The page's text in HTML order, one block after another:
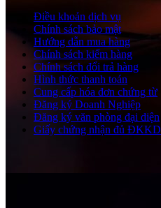
Điều khoản dịch vụ
Chính sách bảo mật
Hướng dẫn mua hàng
Chính sách kiểm hàng
Chính sách đổi trả hàng
Hình thức thanh toán
Cung cấp hóa đơn chứng từ
Đăng ký Doanh Nghiệp
Đăng ký văn phòng đại diện
Giấy chứng nhận đủ ĐKKD